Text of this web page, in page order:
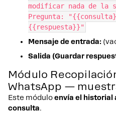
modificar nada de la
Pregunta:
{{respuesta}}"
Mensaje de entrada:
Salida (Guardar
Módulo
WhatsApp —
Este móduloenvía el historial
consulta.